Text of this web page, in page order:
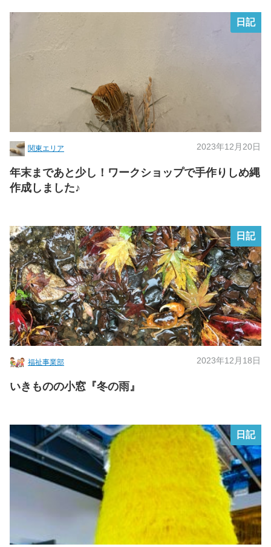
日記
関東エリア 2023年12月20日
年末まであと少し！ワークショップで手作りしめ縄
作成しました♪
日記
福祉事業部 2023年12月18日
いきものの小窓『冬の雨』
日記